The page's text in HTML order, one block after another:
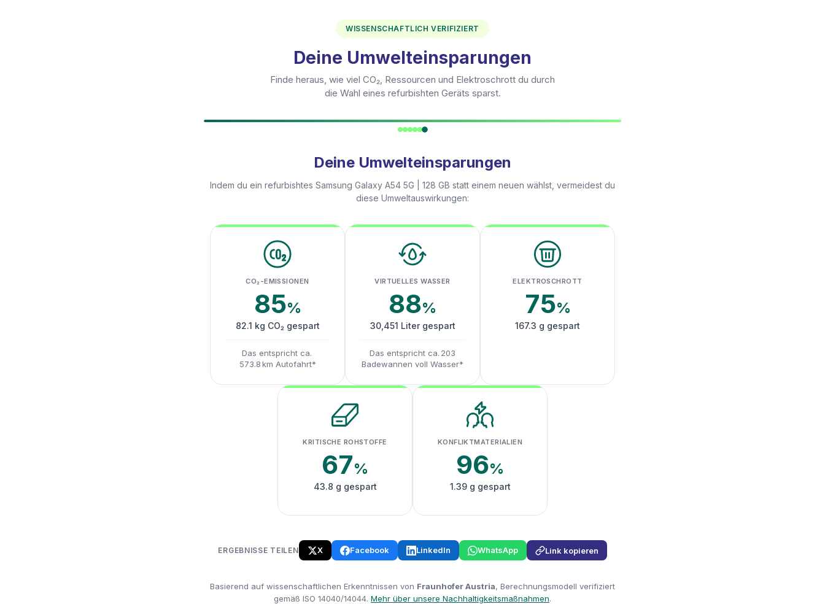
WISSENSCHAFTLICH VERIFIZIERT
Deine Umwelteinsparungen
Finde heraus, wie viel CO₂, Ressourcen und Elektroschrott du durch
die Wahl eines refurbishten Geräts sparst.
Deine Umwelteinsparungen
Indem du ein refurbishtes Samsung Galaxy A54 5G | 128 GB statt einem neuen wählst, vermeidest du
diese Umweltauswirkungen:
CO₂-EMISSIONEN
85%
82.1 kg CO₂ gespart
Das entspricht ca.
573.8 km Autofahrt*
VIRTUELLES WASSER
88%
30,451 Liter gespart
Das entspricht ca. 203
Badewannen voll Wasser*
ELEKTROSCHROTT
75%
167.3 g gespart
KRITISCHE ROHSTOFFE
67%
43.8 g gespart
KONFLIKTMATERIALIEN
96%
1.39 g gespart
ERGEBNISSE TEILEN X Facebook LinkedIn WhatsApp Link kopieren
Basierend auf wissenschaftlichen Erkenntnissen von Fraunhofer Austria, Berechnungsmodell verifiziert
gemäß ISO 14040/14044. Mehr über unsere Nachhaltigkeitsmaßnahmen.